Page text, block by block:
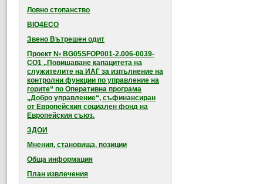
Ловно стопанство
BIO4ECO
Звено Вътрешен одит
Проект № BG05SFOP001-2.006-0039-
CO1 „Повишаване капацитета на
служителите на ИАГ за изпълнение на
контролни функции по управление на
горите“ по Оперативна програма
„Добро управление“, съфинансиран
от Европейския социален фонд на
Европейския съюз.
ЗДОИ
Мнения, становища, позиции
Обща информация
План извлечения